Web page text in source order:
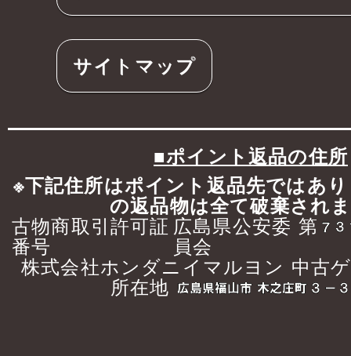
サイトマップ
■ポイント返品の住所
※下記住所はポイント返品先ではあ
の返品物は全て破棄され
古物商取引許可証
番号
広島県公安委
員会
第
株式会社ホンダニイマルヨン 中古
所在地